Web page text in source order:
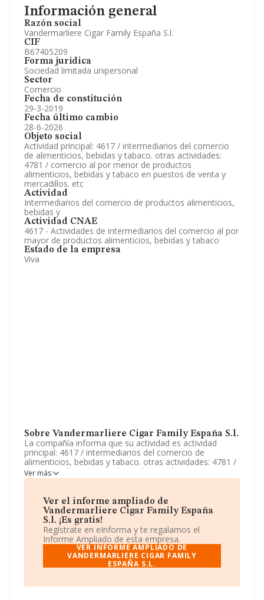
Información general
Razón social
Vandermarliere Cigar Family España S.l.
CIF
B67405209
Forma jurídica
Sociedad limitada unipersonal
Sector
Comercio
Fecha de constitución
29-3-2019
Fecha último cambio
28-6-2026
Objeto social
Actividad principal: 4617 / intermediarios del comercio
de alimenticios, bebidas y tabaco. otras actividades:
4781 / comercio al por menor de productos
alimenticios, bebidas y tabaco en puestos de venta y
mercadillos. etc
Actividad
Intermediarios del comercio de productos alimenticios,
bebidas y
Actividad CNAE
4617 - Actividades de intermediarios del comercio al por
mayor de productos alimenticios, bebidas y tabaco
Estado de la empresa
Viva
Sobre Vandermarliere Cigar Family España S.l.
La compañía informa que su actividad es actividad
principal: 4617 / intermediarios del comercio de
alimenticios, bebidas y tabaco. otras actividades: 4781 /
comercio al por menor de productos alimenticios,
bebidas y tabaco en puestos de venta y mercadillos. etc.
CNAE corresponde a 4617 con código 'Intermediarios
del comercio de productos alimenticios, bebidas y
tabaco'. No realiza actividad de importación y/o
exportación.
De acuerdo con la Recomendación 2003/361/CE de la
Comisión, de 6 de mayo de 2003, sobre la definición de
microempresas, pequeñas y medianas empresas, la
relación con el rendimiento en 2025, ha obtenido un
Ver más
Ver el informe ampliado de
Vandermarliere Cigar Family España
S.l. ¡Es gratis!
Regístrate en eInforma y te regalamos el
Informe Ampliado de esta empresa.
VER INFORME AMPLIADO DE
VANDERMARLIERE CIGAR FAMILY
ESPAÑA S.L.
Información oficial y registral complementaria.